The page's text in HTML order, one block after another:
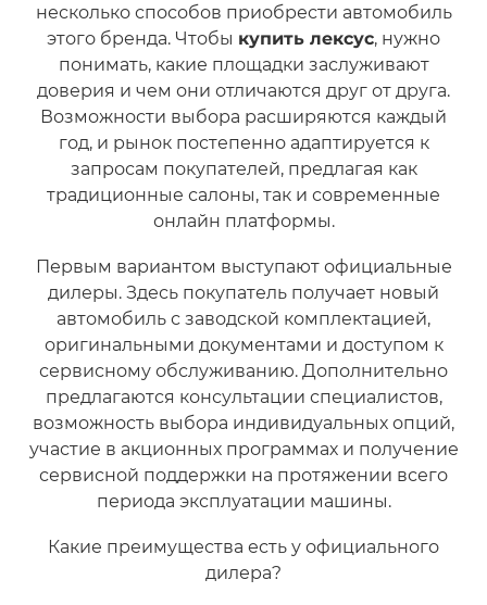
несколько способов приобрести автомобиль
этого бренда. Чтобы купить лексус, нужно
понимать, какие площадки заслуживают
доверия и чем они отличаются друг от друга.
Возможности выбора расширяются каждый
год, и рынок постепенно адаптируется к
запросам покупателей, предлагая как
традиционные салоны, так и современные
онлайн платформы.
Первым вариантом выступают официальные
дилеры. Здесь покупатель получает новый
автомобиль с заводской комплектацией,
оригинальными документами и доступом к
сервисному обслуживанию. Дополнительно
предлагаются консультации специалистов,
возможность выбора индивидуальных опций,
участие в акционных программах и получение
сервисной поддержки на протяжении всего
периода эксплуатации машины.
Какие преимущества есть у официального
дилера?